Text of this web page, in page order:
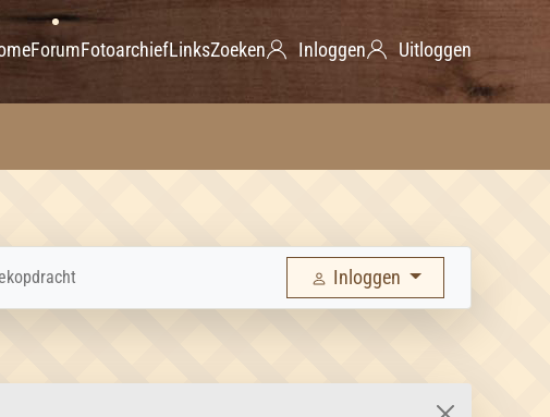
ForumFotoarchiefLinksZoeken Inloggen Uitloggen
Inloggen